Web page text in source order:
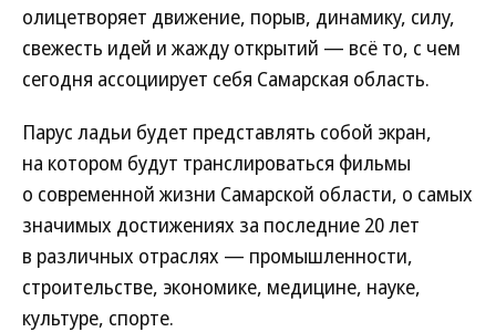
олицетворяет движение, порыв, динамику, силу,
свежесть идей и жажду открытий — всё то, с чем
сегодня ассоциирует себя Самарская область.
Парус ладьи будет представлять собой экран,
на котором будут транслироваться фильмы
о современной жизни Самарской области, о самых
значимых достижениях за последние 20 лет
в различных отраслях — промышленности,
строительстве, экономике, медицине, науке,
культуре, спорте.